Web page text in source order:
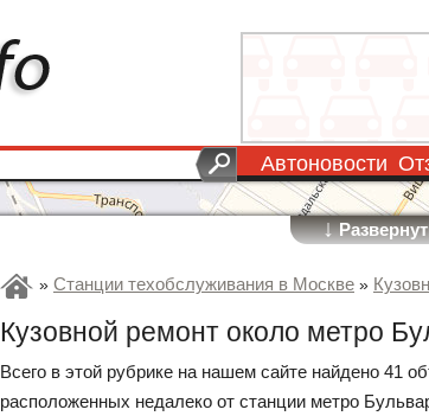
Автоновости
↓
» Станции техобслуживания в Москве »
Кузовной ремонт около метро
Всего в этой рубрике на нашем сайте найдено 41
расположенных недалеко от станции метро